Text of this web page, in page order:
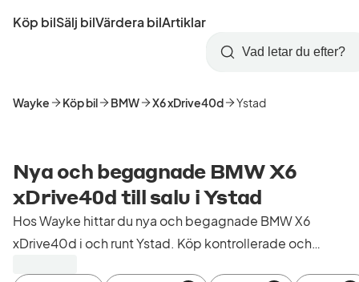
till
Startsida
Köp bilSälj bilVärdera bilArtiklar
Skapa
konto
Logga
in
Sök
Wayke Köp bil BMW X6 xDrive40d Ystad
Nya och begagnade BMW X6
xDrive40d till salu i Ystad
Hos Wayke hittar du nya och begagnade BMW X6
xDrive40d i och runt Ystad. Köp kontrollerade och